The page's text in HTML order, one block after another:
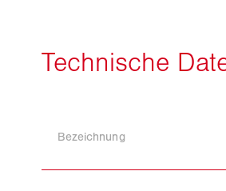
Bezeichnung